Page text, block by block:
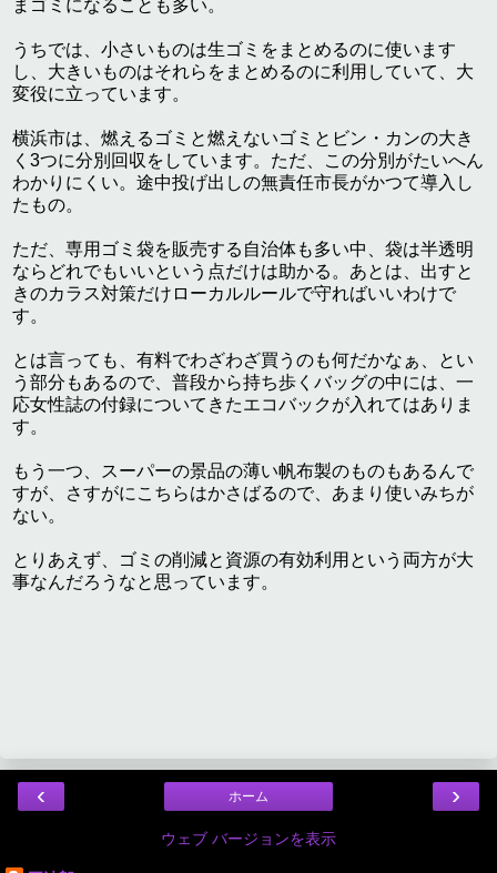
まゴミになることも多い。
うちでは、小さいものは生ゴミをまとめるのに使います
し、大きいものはそれらをまとめるのに利用していて、大
変役に立っています。
横浜市は、燃えるゴミと燃えないゴミとビン・カンの大き
く3つに分別回収をしています。ただ、この分別がたいへん
わかりにくい。途中投げ出しの無責任市長がかつて導入し
たもの。
ただ、専用ゴミ袋を販売する自治体も多い中、袋は半透明
ならどれでもいいという点だけは助かる。あとは、出すと
きのカラス対策だけローカルルールで守ればいいわけで
す。
とは言っても、有料でわざわざ買うのも何だかなぁ、とい
う部分もあるので、普段から持ち歩くバッグの中には、一
応女性誌の付録についてきたエコバックが入れてはありま
す。
もう一つ、スーパーの景品の薄い帆布製のものもあるんで
すが、さすがにこちらはかさばるので、あまり使いみちが
ない。
とりあえず、ゴミの削減と資源の有効利用という両方が大
事なんだろうなと思っています。
‹ ›
ホーム
ウェブ バージョンを表示